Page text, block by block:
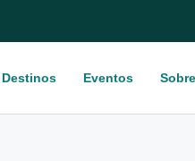
Destinos Eventos